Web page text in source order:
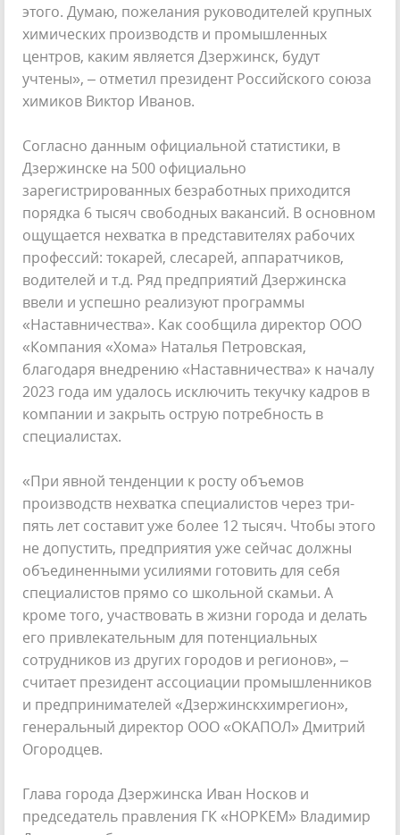
этого. Думаю, пожелания руководителей крупных
химических производств и промышленных
центров, каким является Дзержинск, будут
учтены», – отметил президент Российского союза
химиков Виктор Иванов.
Согласно данным официальной статистики, в
Дзержинске на 500 официально
зарегистрированных безработных приходится
порядка 6 тысяч свободных вакансий. В основном
ощущается нехватка в представителях рабочих
профессий: токарей, слесарей, аппаратчиков,
водителей и т.д. Ряд предприятий Дзержинска
ввели и успешно реализуют программы
«Наставничества». Как сообщила директор ООО
«Компания «Хома» Наталья Петровская,
благодаря внедрению «Наставничества» к началу
2023 года им удалось исключить текучку кадров в
компании и закрыть острую потребность в
специалистах.
«При явной тенденции к росту объемов
производств нехватка специалистов через три-
пять лет составит уже более 12 тысяч. Чтобы этого
не допустить, предприятия уже сейчас должны
объединенными усилиями готовить для себя
специалистов прямо со школьной скамьи. А
кроме того, участвовать в жизни города и делать
его привлекательным для потенциальных
сотрудников из других городов и регионов», –
считает президент ассоциации промышленников
и предпринимателей «Дзержинскхимрегион»,
генеральный директор ООО «ОКАПОЛ» Дмитрий
Огородцев.
Глава города Дзержинска Иван Носков и
председатель правления ГК «НОРКЕМ» Владимир